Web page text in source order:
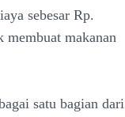
sebesar Rp.
makanan
satu bagian dari